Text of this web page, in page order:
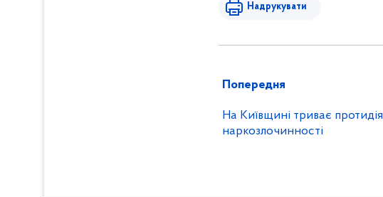
Надрукувати
Попередня
На Київщині триває протидія
наркозлочинності